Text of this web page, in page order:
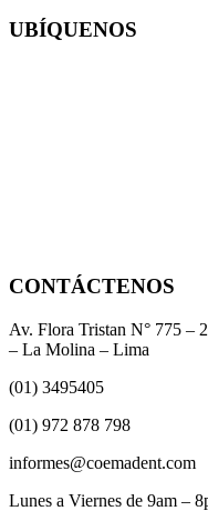
UBÍQUENOS
CONTÁCTENOS
Av. Flora Tristan N° 775 –
– La Molina – Lima
(01) 3495405
(01) 972 878 798
informes@coemadent.com
Lunes a Viernes de 9am –